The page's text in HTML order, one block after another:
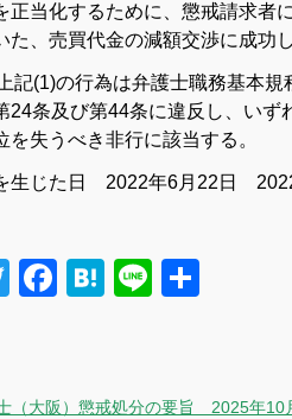
正当化するために、懲戒請求者
た、売買代金の減額交渉に成功
記(1)の行為は弁護士職務基本
24条及び第44条に違反し、い
を失うべき非行に該当する。
生じた日 2022年6月22日
TwitterFacebook
Hatena
Line
（大阪）懲戒処分の要旨 2025年10